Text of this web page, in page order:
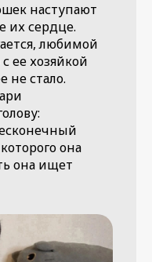
наступают
их сердце.
любимой
ее хозяйкой
не стало.
она
она ищет